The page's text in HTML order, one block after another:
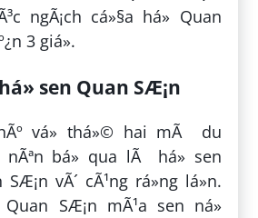
ngÃ¡ch cá»§a há» Quan
3 giá».
sen Quan SÆ¡n
thÃº vá» thá»© hai mÃ du
nÃªn bá» qua lÃ há» sen
SÆ¡n vÃ´ cÃ¹ng rá»ng lá»n.
Quan SÆ¡n mÃ¹a sen ná»